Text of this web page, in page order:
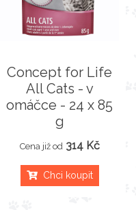
Concept for Life
All Cats - v
omáčce - 24 x 85
g
Cena již od 314 Kč
Chci koupit